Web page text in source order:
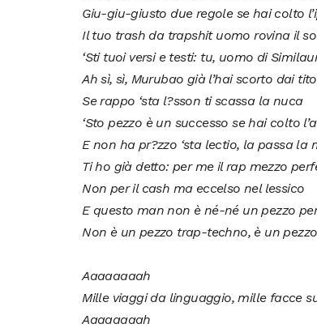
Giu-giu-giusto due regole se hai colto
Il tuo trash da trapshit uomo rovina il
‘Sti tuoi versi e testi: tu, uomo di
Ah sì, sì, Murubao già l’hai scorto dai
Se rappo ‘sta l?sson ti scassa la nuca
‘Sto pezzo è un successo se hai colto
E non ha pr?zzo ‘sta lectio, la passa la
Ti ho già detto: per me il rap mezzo
Non per il cash ma eccelso nel lessico
E questo man non è né-né un pezzo
Non è un pezzo trap-techno, è un
Aaaaaaaah
Mille viaggi da linguaggio, mille facce
Aaaaaaaah